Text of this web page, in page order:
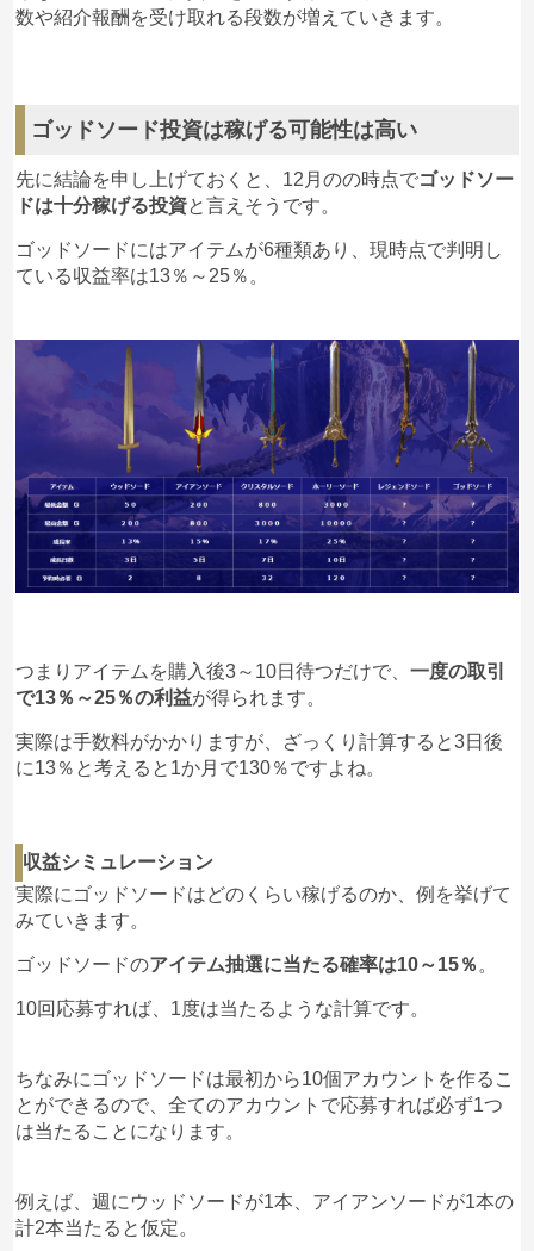
数や紹介報酬を受け取れる段数が増えていきます。
ゴッドソード投資は稼げる可能性は高い
先に結論を申し上げておくと、12月のの時点でゴッドソー
ドは十分稼げる投資と言えそうです。
ゴッドソードにはアイテムが6種類あり、現時点で判明し
ている収益率は13％～25％。
つまりアイテムを購入後3～10日待つだけで、一度の取引
で13％～25％の利益が得られます。
実際は手数料がかかりますが、ざっくり計算すると3日後
に13％と考えると1か月で130％ですよね。
収益シミュレーション
実際にゴッドソードはどのくらい稼げるのか、例を挙げて
みていきます。
ゴッドソードのアイテム抽選に当たる確率は10～15％ 。
10回応募すれば、1度は当たるような計算です。
ちなみにゴッドソードは最初から10個アカウントを作るこ
とができるので、全てのアカウントで応募すれば必ず1つ
は当たることになります。
例えば、週にウッドソードが1本、アイアンソードが1本の
計2本当たると仮定。